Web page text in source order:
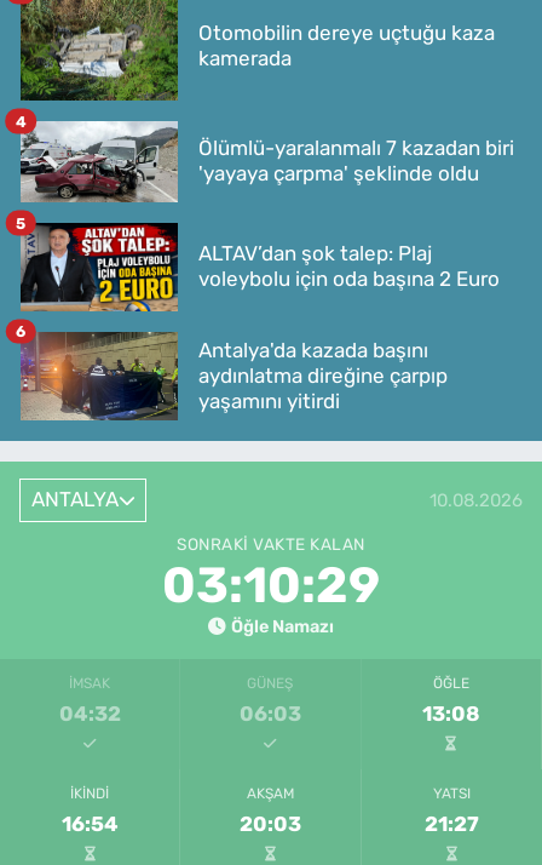
Otomobilin dereye uçtuğu kaza
kamerada
Ölümlü-yaralanmalı 7 kazadan biri
'yayaya çarpma' şeklinde oldu
4
ALTAV’dan şok talep: Plaj
voleybolu için oda başına 2 Euro
5
Antalya'da kazada başını
aydınlatma direğine çarpıp
yaşamını yitirdi
6
ANTALYA 10.08.2026
SONRAKI VAKTE KALAN
03:10:29
Öğle Namazı
İMSAK
04:32
GÜNEŞ
06:03
ÖĞLE
13:08
İKINDI
16:54
AKŞAM
20:03
YATSI
21:27